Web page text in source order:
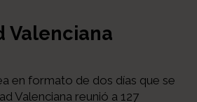
Valenciana
en formato de dos días que se
Valenciana reunió a 127